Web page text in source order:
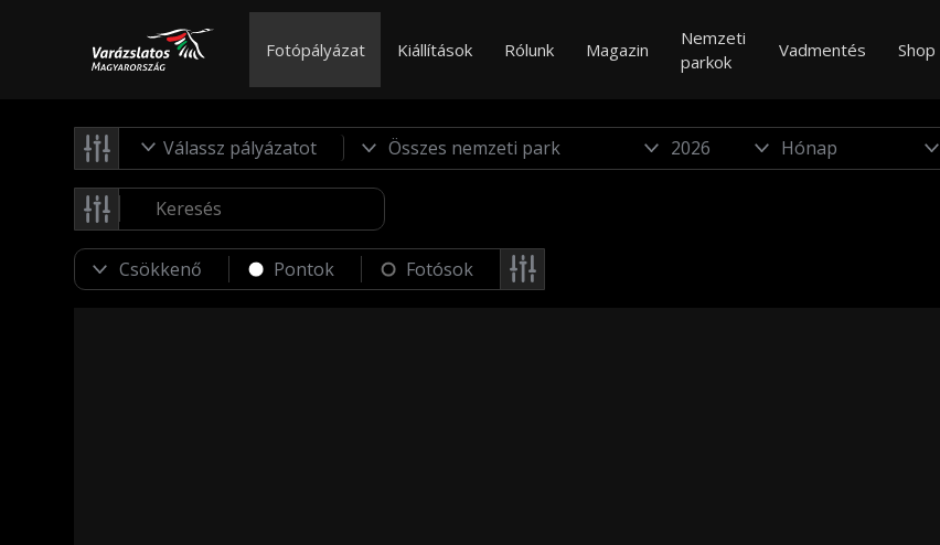
Fotópályázat Kiállítások Rólunk Magazin
Nemzeti
parkok
Vadmentés Shop
Válassz pályázatot
Pontok Fotósok